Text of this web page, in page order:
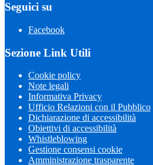
Seguici su
Facebook
Sezione Link Utili
Cookie policy
Note legali
Informativa Privacy
Ufficio Relazioni con il Pubblico
Dichiarazione di accessibilità
Obiettivi di accessibilità
Whistleblowing
Gestione consensi cookie
Amministrazione trasparente